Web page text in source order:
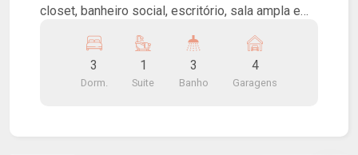
closet, banheiro social, escritório, sala ampla em
lavabo, lavanderia, piscina com sauna, espaço
gourmet com churrasqueira e 4 vagas de
garagem, sendo 2 cobertas. Condomínio fechado
3
Dorm.
1
Suite
3
Banho
4
Garagens